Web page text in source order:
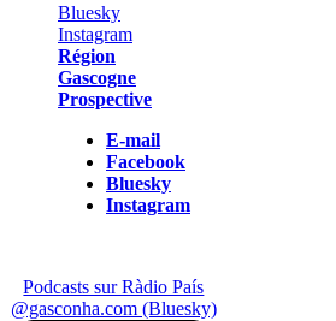
Région
Gascogne
Prospective
E-mail
Facebook
Bluesky
Instagram
Podcasts sur Ràdio País
@gasconha.com (Bluesky)